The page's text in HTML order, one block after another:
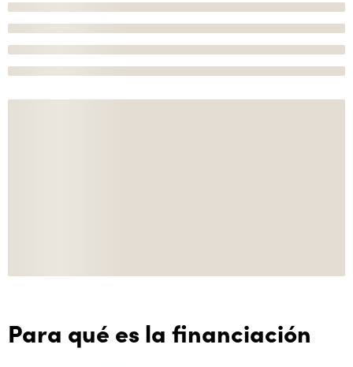
Para qué es la financiación